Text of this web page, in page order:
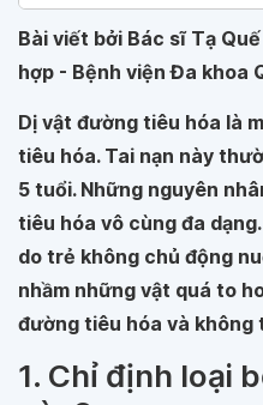
Bài viết bởi Bác sĩ Tạ
hợp - Bệnh viện Đa khoa
Dị vật đường tiêu hóa là
tiêu hóa. Tai nạn này
5 tuổi. Những nguyên
tiêu hóa vô cùng đa
do trẻ không chủ động
nhầm những vật quá to
đường tiêu hóa và không
1. Chỉ định loại